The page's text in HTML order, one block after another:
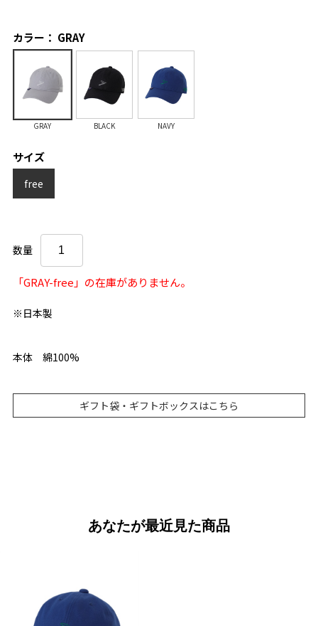
カラー： GRAY
GRAY BLACK NAVY
サイズ
free
数量
「GRAY-free」の在庫がありません。
※日本製
本体 綿100%
ギフト袋・ギフトボックスはこちら
あなたが最近見た商品